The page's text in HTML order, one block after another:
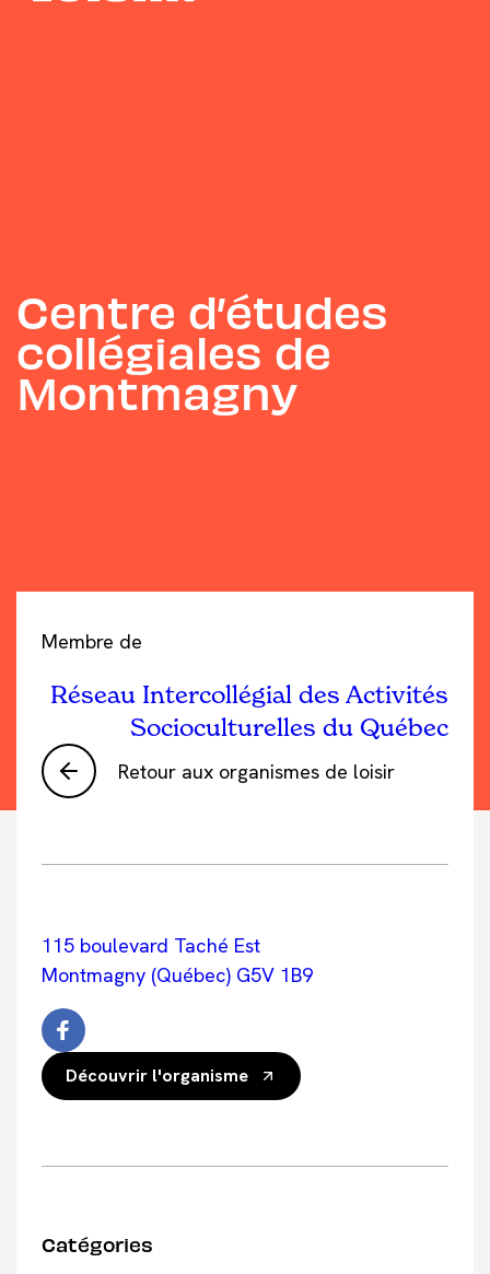
Centre d’études
collégiales de
Montmagny
Retour aux organismes de loisir
Membre de
Réseau Intercollégial des Activités
Socioculturelles du Québec
115 boulevard Taché Est
Montmagny (Québec) G5V 1B9
Découvrir l'organisme
Catégories